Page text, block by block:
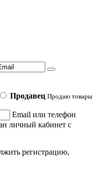
Продавец Продаю товары
Email или телефон
личный кабинет с
регистрацию,